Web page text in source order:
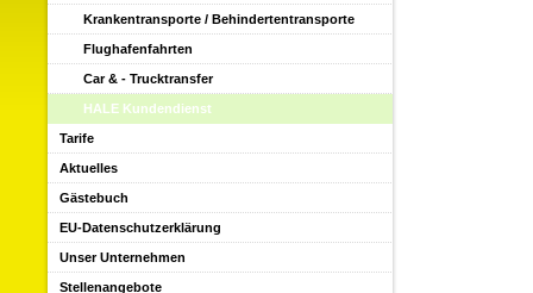
Krankentransporte / Behindertentransporte
Flughafenfahrten
Car & - Trucktransfer
HALE Kundendienst
Tarife
Aktuelles
Gästebuch
EU-Datenschutzerklärung
Unser Unternehmen
Stellenangebote